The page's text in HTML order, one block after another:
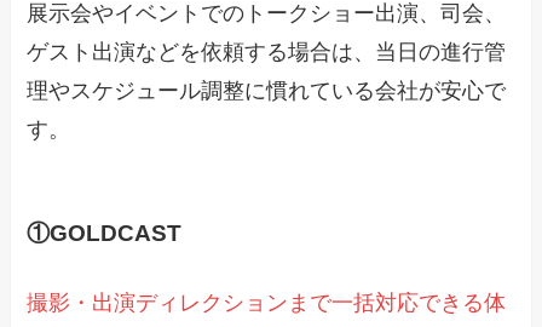
展示会やイベントでのトークショー出演、司会、
ゲスト出演などを依頼する場合は、当日の進行管
理やスケジュール調整に慣れている会社が安心で
す。
①GOLDCAST
撮影・出演ディレクションまで一括対応できる体